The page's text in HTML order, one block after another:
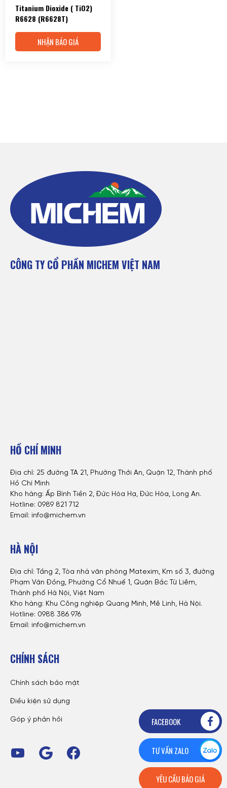
Titanium Dioxide ( TiO2)
R6628 (R6628T)
NHẬN BÁO GIÁ
CÔNG TY CỔ PHẦN MICHEM VIỆT NAM
HỒ CHÍ MINH
Địa chỉ: 25 đường TA 21, Phường Thới An, Quận 12, Thành phố
Hồ Chí Minh
Kho hàng: Ấp Bình Tiền 2, Đức Hòa Hạ, Đức Hòa, Long An.
Hotline: 0989 821 712
Email: info@michem.vn
HÀ NỘI
Địa chỉ: Tầng 2, Tòa nhà văn phòng Matexim, Km số 3, đường
Phạm Văn Đồng, Phường Cổ Nhuế 1, Quận Bắc Từ Liêm,
Thành phố Hà Nội, Việt Nam
Kho hàng: Khu Công nghiệp Quang Minh, Mê Linh, Hà Nội.
Hotline: 0988 386 976
Email: info@michem.vn
CHÍNH SÁCH
Chính sách bảo mật
Điều kiện sử dụng
Góp ý phản hồi FACEBOOK
TƯ VẤN ZALO
YÊU CẦU BÁO GIÁ